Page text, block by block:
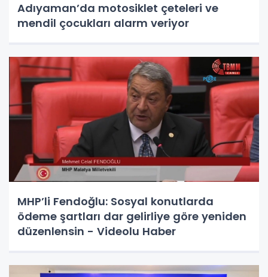
Adıyaman’da motosiklet çeteleri ve
mendil çocukları alarm veriyor
MHP’li Fendoğlu: Sosyal konutlarda
ödeme şartları dar gelirliye göre yeniden
düzenlensin - Videolu Haber